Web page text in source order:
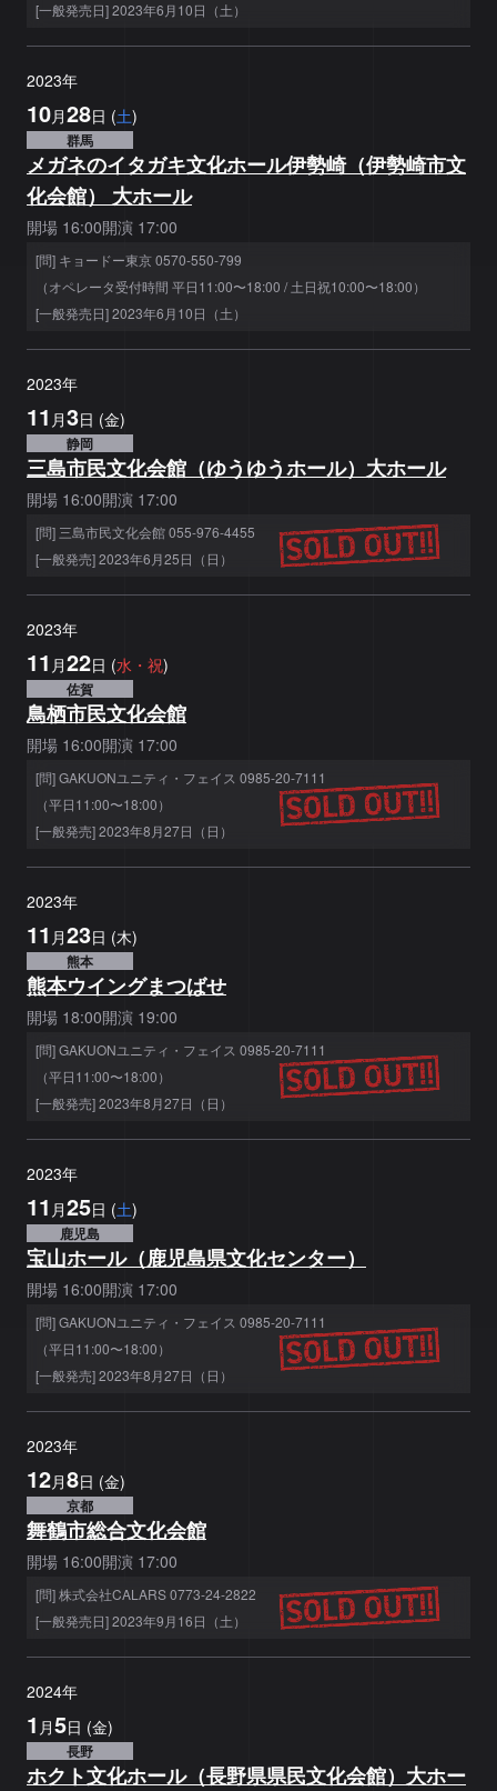
[一般発売日] 2023年6月10日（土）
2023年
10月28日 (土)
群馬
メガネのイタガキ文化ホール伊勢崎（伊勢崎市文
化会館） 大ホール
開場 16:00開演 17:00
[問] キョードー東京 0570-550-799
（オペレータ受付時間 平日11:00〜18:00 / 土日祝10:00〜18:00）
[一般発売日] 2023年6月10日（土）
2023年
11 月3日 (金)
静岡
三島市民文化会館（ゆうゆうホール）大ホール
開場 16:00開演 17:00
[問] 三島市民文化会館 055-976-4455
[一般発売] 2023年6月25日（日）
2023年
11 月22日 (水 ・祝)
佐賀
鳥栖市民文化会館
開場 16:00開演 17:00
[問] GAKUONユニティ・フェイス 0985-20-7111
（平日11:00〜18:00）
[一般発売] 2023年8月27日（日）
2023年
11 月23日 (木)
熊本
熊本ウイングまつばせ
開場 18:00開演 19:00
[問] GAKUONユニティ・フェイス 0985-20-7111
（平日11:00〜18:00）
[一般発売] 2023年8月27日（日）
2023年
11 月25日 (土)
鹿児島
宝山ホール（鹿児島県文化センター）
開場 16:00開演 17:00
[問] GAKUONユニティ・フェイス 0985-20-7111
（平日11:00〜18:00）
[一般発売] 2023年8月27日（日）
2023年
12月8日 (金)
京都
舞鶴市総合文化会館
開場 16:00開演 17:00
[問] 株式会社CALARS 0773-24-2822
[一般発売日] 2023年9月16日（土）
2024年
1 月5日 (金)
長野
ホクト文化ホール（長野県県民文化会館）大ホー